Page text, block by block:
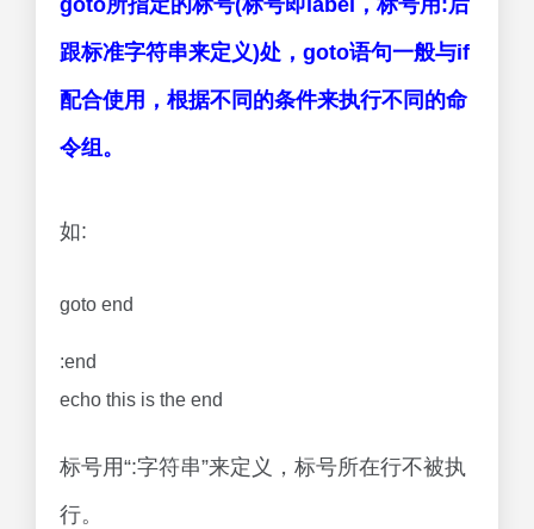
goto所指定的标号(标号即label，标号用:后
跟标准字符串来定义)处，goto语句一般与if
配合使用，根据不同的条件来执行不同的命
令组。
如:
goto end
:end
echo this is the end
标号用“:字符串”来定义，标号所在行不被执
行。